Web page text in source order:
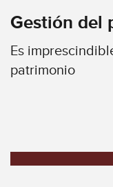
Gestión del
Es
patrimonio